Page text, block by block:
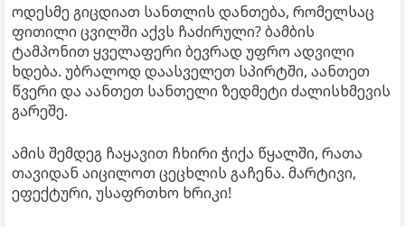
ოდესმე გიცდიათ სანთლის დანთება, რომელსაც
ფითილი ცვილში აქვს ჩაძირული? ბამბის
ტამპონით ყველაფერი ბევრად უფრო ადვილი
ხდება. უბრალოდ დაასველეთ სპირტში, აანთეთ
წვერი და აანთეთ სანთელი ზედმეტი ძალისხმევის
გარეშე.
ამის შემდეგ ჩაყავით ჩხირი ჭიქა წყალში, რათა
თავიდან აიცილოთ ცეცხლის გაჩენა. მარტივი,
ეფექტური, უსაფრთხო ხრიკი!